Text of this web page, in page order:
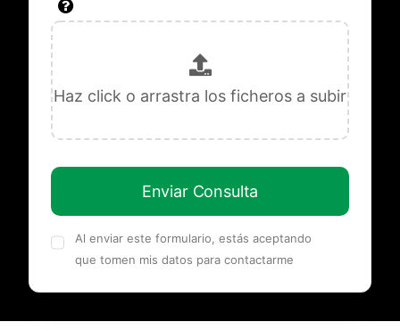
Enviar Consulta
Al enviar este formulario, estás aceptando
que tomen mis datos para contactarme